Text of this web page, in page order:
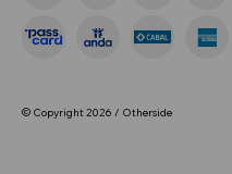
© Copyright 2026 / Otherside